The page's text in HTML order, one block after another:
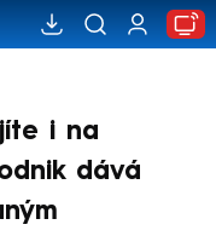
i na
dává